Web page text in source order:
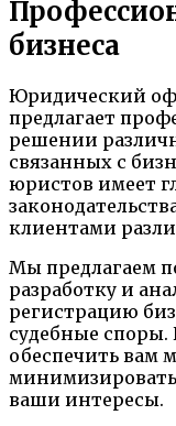
бизнеса
Юридический
предлагает
решении
связанных с
юристов имеет
клиентами
Мы предлагаем
разработку и
регистрацию
судебные
обеспечить вам
ваши интересы.